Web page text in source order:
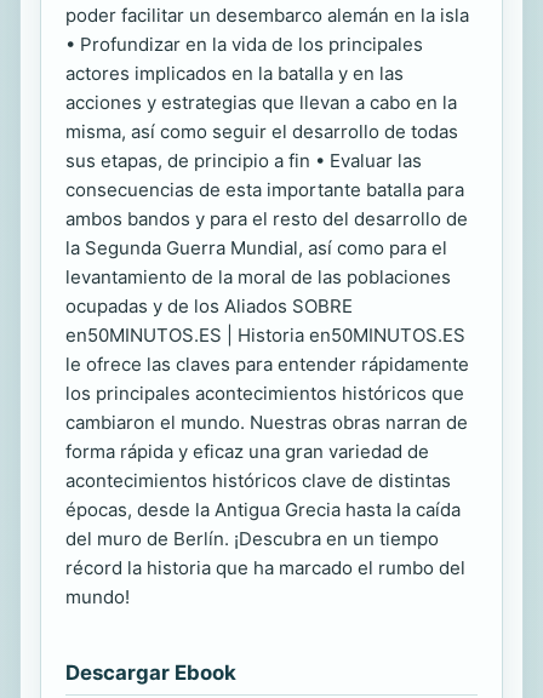
poder facilitar un desembarco alemán en la isla
• Profundizar en la vida de los principales
actores implicados en la batalla y en las
acciones y estrategias que llevan a cabo en la
misma, así como seguir el desarrollo de todas
sus etapas, de principio a fin • Evaluar las
consecuencias de esta importante batalla para
ambos bandos y para el resto del desarrollo de
la Segunda Guerra Mundial, así como para el
levantamiento de la moral de las poblaciones
ocupadas y de los Aliados SOBRE
en50MINUTOS.ES | Historia en50MINUTOS.ES
le ofrece las claves para entender rápidamente
los principales acontecimientos históricos que
cambiaron el mundo. Nuestras obras narran de
forma rápida y eficaz una gran variedad de
acontecimientos históricos clave de distintas
épocas, desde la Antigua Grecia hasta la caída
del muro de Berlín. ¡Descubra en un tiempo
récord la historia que ha marcado el rumbo del
mundo!
Descargar Ebook